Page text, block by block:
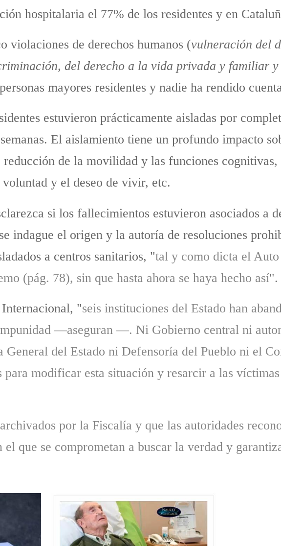
hospitalaria el 77% de los residentes y en
de derechos humanos (vulneración del
del derecho a la vida privada y familiar y
mayores residentes y nadie ha rendido
estuvieron prácticamente aisladas por
El aislamiento tiene un profundo impacto
de la movilidad y las funciones
y el deseo de vivir, etc.
si los fallecimientos estuvieron asociados a
indague el origen y la autoría de resoluciones
a centros sanitarios, "tal y como dicta el
(pág. 78), sin que hasta ahora se haya hecho así".
"seis instituciones del Estado han
—aseguran —. Ni Gobierno central ni
del Estado ni Defensoría del Pueblo ni el
para modificar esta situación y resarcir a las
por la Fiscalía y que las autoridades
que se comprometan a buscar la verdad y